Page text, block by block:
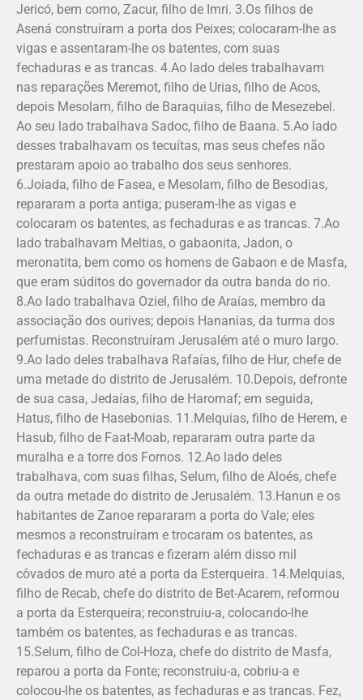
Jericó, bem como, Zacur, filho de Imri. 3.Os filhos de
Asená construíram a porta dos Peixes; colocaram-lhe as
vigas e assentaram-lhe os batentes, com suas
fechaduras e as trancas. 4.Ao lado deles trabalhavam
nas reparações Meremot, filho de Urias, filho de Acos,
depois Meso­lam, filho de Baraquias, filho de Mesezebel.
Ao seu lado trabalhava Sadoc, filho de Baana. 5.Ao lado
desses trabalhavam os te­cuítas, mas seus chefes não
prestaram apoio ao trabalho dos seus senhores.
6.Joiada, filho de Fasea, e Mesolam, filho de Beso­dias,
repararam a porta antiga; puseram-lhe as vigas e
colocaram os batentes, as fechaduras e as trancas. 7.Ao
lado trabalhavam Meltias, o gabaonita, Jadon, o
meronatita, bem como os homens de Ga­baon e de Masfa,
que eram súditos do governador da outra banda do rio.
8.Ao lado trabalhava Oziel, filho de Araías, membro da
associação dos ourives; depois Hananias, da turma dos
perfumistas. Reconstruíram Jerusalém até o muro largo.
9.Ao lado deles trabalhava Rafaías, filho de Hur, chefe de
uma metade do distrito de Jerusalém. 10.Depois, defronte
de sua casa, Jedaías, filho de Haromaf; em seguida,
Hatus, filho de Hasebonias. 11.Melquias, filho de Herem, e
Hasub, filho de Faat-Moab, repararam outra parte da
muralha e a torre dos Fornos. 12.Ao lado deles
trabalhava, com suas filhas, Selum, filho de Aloés, chefe
da outra metade do distrito de Jerusalém. 13.Hanun e os
habitantes de Zanoe repararam a porta do Vale; eles
mesmos a reconstruíram e trocaram os batentes, as
fechaduras e as trancas e fizeram além disso mil
côvados de muro até a porta da Esterqueira. 14.Melquias,
filho de Recab, chefe do distrito de Bet-Acarem, reformou
a porta da Esterqueira; reconstruiu-a, colocando-lhe
também os batentes, as fechaduras e as trancas.
15.Selum, filho de Col-Hoza, chefe do distrito de Masfa,
reparou a porta da Fonte; reconstruiu-a, cobriu-a e
colocou-lhe os batentes, as fechaduras e as trancas. Fez,